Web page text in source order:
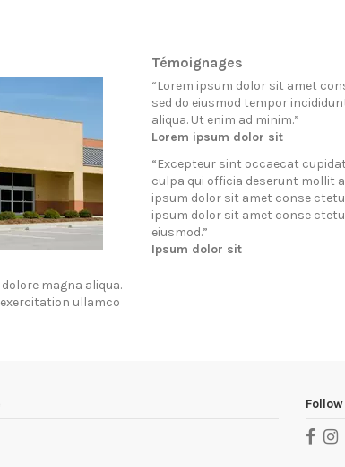
magna aliqua.
ullamco
Témoignages
“Lorem ipsum dolor sit amet
sed do eiusmod tempor
aliqua. Ut enim ad minim.”
Lorem ipsum dolor sit
“Excepteur sint occaecat
culpa qui officia deserunt mollit
ipsum dolor sit amet conse
ipsum dolor sit amet conse
eiusmod.”
Ipsum dolor sit